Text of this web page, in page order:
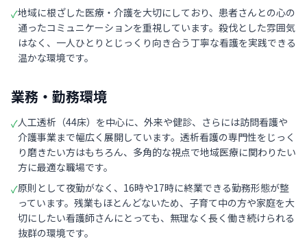
✓地域に根ざした医療・介護を大切にしており、患者さんとの心の
通ったコミュニケーションを重視しています。殺伐とした雰囲気
はなく、一人ひとりとじっくり向き合う丁寧な看護を実践できる
温かな環境です。
業務・勤務環境
✓人工透析（44床）を中心に、外来や健診、さらには訪問看護や
介護事業まで幅広く展開しています。透析看護の専門性をじっく
り磨きたい方はもちろん、多角的な視点で地域医療に関わりたい
方に最適な職場です。
✓原則として夜勤がなく、16時や17時に終業できる勤務形態が整
っています。残業もほとんどないため、子育て中の方や家庭を大
切にしたい看護師さんにとっても、無理なく長く働き続けられる
抜群の環境です。